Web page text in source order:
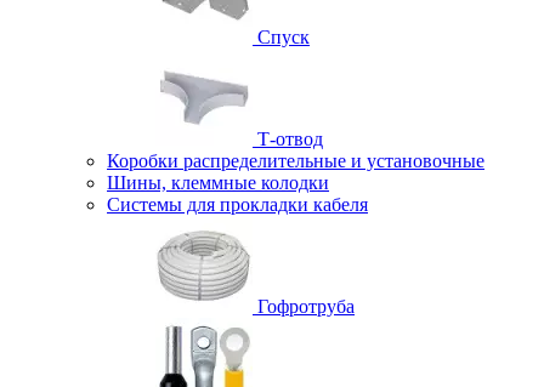
Спуск
Т-отвод
Коробки распределительные и установочные
Шины, клеммные колодки
Системы для прокладки кабеля
Гофротруба